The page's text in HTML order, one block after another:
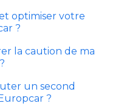
optimiser votre
?
la caution de ma
un second
?